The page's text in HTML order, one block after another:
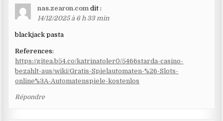
nas.zearon.com dit :
14/12/2025 à 6 h 33 min
blackjack pasta
References:
https://gitea.b54.co/katrinatoler0/5466starda-casino-
bezahlt-aus/wiki/Gratis-Spielautomaten-%26-Slots-
online%3A-Automatenspiele-kostenlos
Répondre